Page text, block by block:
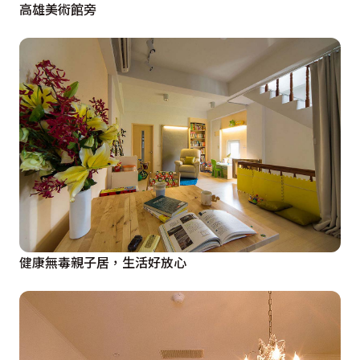
高雄美術館旁
健康無毒親子居，生活好放心